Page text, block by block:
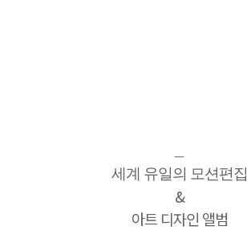
ㅡ
세계 유일의 모션편집
&
아트 디자인 앨범